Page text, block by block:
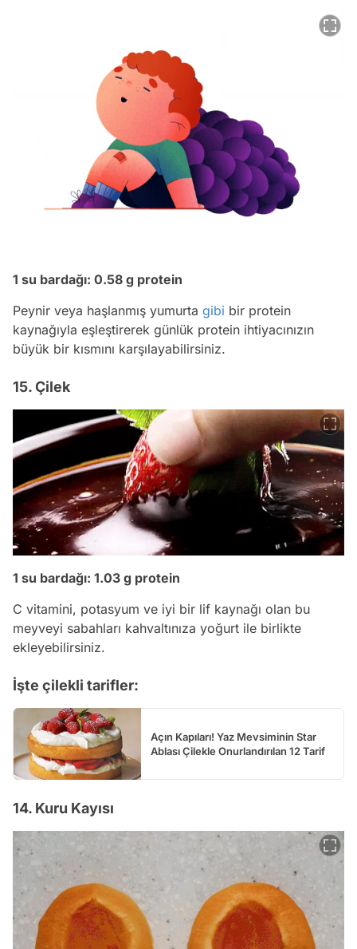
1 su bardağı: 0.58 g protein
Peynir veya haşlanmış yumurta gibi bir protein
kaynağıyla eşleştirerek günlük protein ihtiyacınızın
büyük bir kısmını karşılayabilirsiniz.
15. Çilek
1 su bardağı: 1.03 g protein
C vitamini, potasyum ve iyi bir lif kaynağı olan bu
meyveyi sabahları kahvaltınıza yoğurt ile birlikte
ekleyebilirsiniz.
İşte çilekli tarifler:
Açın Kapıları! Yaz Mevsiminin Star
Ablası Çilekle Onurlandırılan 12 Tarif
14. Kuru Kayısı